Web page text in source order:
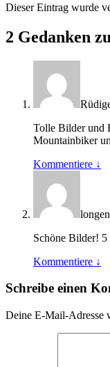
Dieser Eintrag wurde
2 Gedanken
Tolle Bilder und
Mountainbiker
Kommentiere ↓
Schöne Bilder! 5
Kommentiere ↓
Schreibe einen
Deine E-Mail-Adresse